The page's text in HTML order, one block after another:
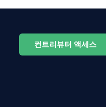
컨트리뷰터 액세스